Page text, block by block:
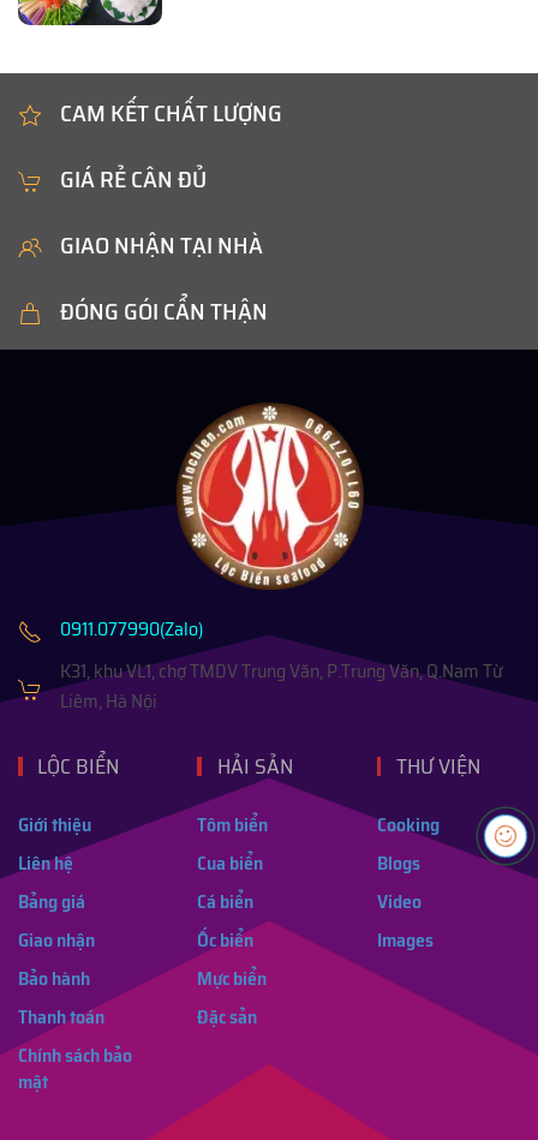
CAM KẾT CHẤT LƯỢNG
GIÁ RẺ CÂN ĐỦ
GIAO NHẬN TẠI NHÀ
ĐÓNG GÓI CẨN THẬN
0911.077990(Zalo)
K31, khu VL1, chợ TMDV Trung Văn, P.Trung Văn, Q.Nam Từ
Liêm, Hà Nội
LỘC BIỂN
Giới thiệu
Liên hệ
Bảng giá
Giao nhận
Bảo hành
Thanh toán
Chính sách bảo
mật
HẢI SẢN
Tôm biển
Cua biển
Cá biển
Ốc biển
Mực biển
Đặc sản
THƯ VIỆN
Cooking
Blogs
Video
Images